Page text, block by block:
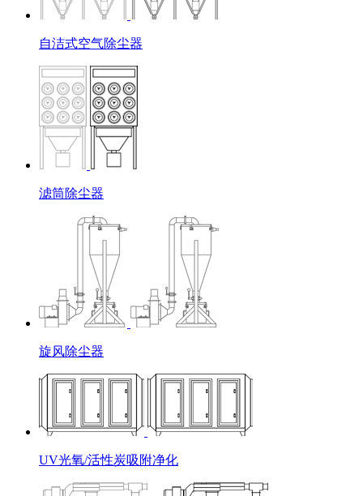
自洁式空气除尘器
滤筒除尘器
旋风除尘器
UV光氧/活性炭吸附净化